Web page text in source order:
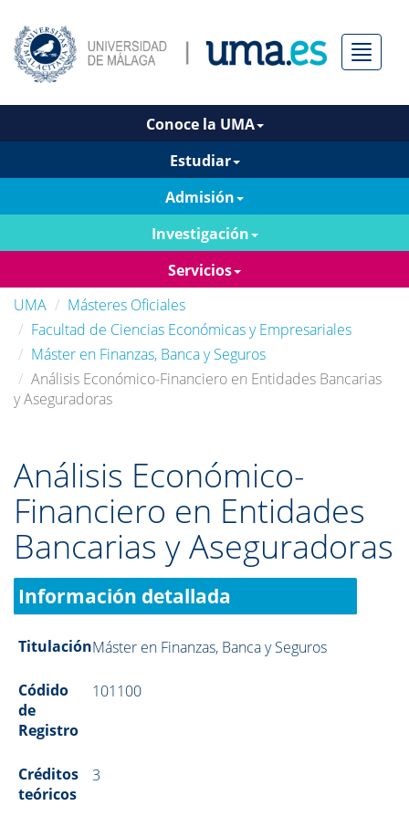
Menú
Conoce la UMA
Estudiar
Admisión
Investigación
Servicios
UMA
Másteres Oficiales
Facultad de Ciencias Económicas y Empresariales
Máster en Finanzas, Banca y Seguros
Análisis Económico-Financiero en Entidades Bancarias
y Aseguradoras
Análisis Económico-
Financiero en Entidades
Bancarias y Aseguradoras
Información detallada
TitulaciónMáster en Finanzas, Banca y Seguros
Códido
de
Registro
101100
Créditos
teóricos
3